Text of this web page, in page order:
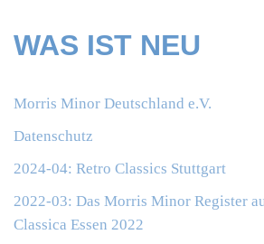
WAS IST NEU
Morris Minor Deutschland e.V.
Datenschutz
2024-04: Retro Classics Stuttgart
2022-03: Das Morris Minor Register
Classica Essen 2022